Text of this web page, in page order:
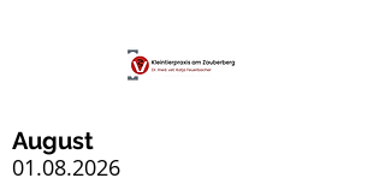
August
01.08.2026